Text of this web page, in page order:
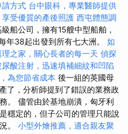
請方式 台中眼科，專業醫師提供
受優質的產後照護 西屯體態調
船公司，擁有15艘中型船舶，
年38起出發到所有七大洲。 如
之家，關心長者的每一天 偵探
尿酸注射，迅速填補細紋和凹陷
為您節省成本 後一組的英國母
了，分析師提到了錯誤的業務政
。 儘管由於基地崩潰，匈牙利
穩定的，但子公司的管理只能說
。 小型外燴推薦，適合親友聚